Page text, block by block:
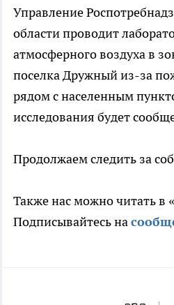
Управление
области проводит
атмосферного воздуха в
поселка Дружный из-за
рядом с населенным
исследования будет
Продолжаем следить за
Также нас можно читать в
Подписывайтесь на